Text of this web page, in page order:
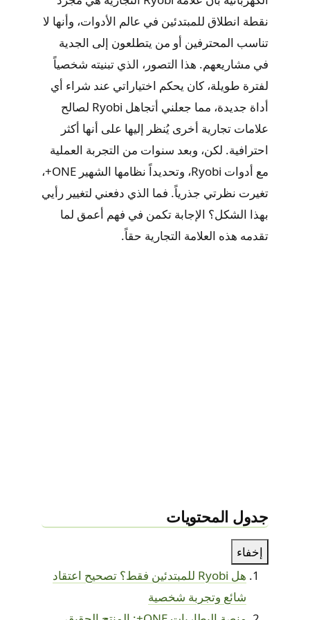
نقطة انطلاق للمبتدئين في عالم الأدوات، وأنها لا
تناسب المحترفين أو من يتطلعون إلى الجدية
في مشاريعهم. هذا التصور، الذي تبنيته شخصياً
لفترة طويلة، كان يحكم اختياراتي عند شراء أي
أداة جديدة، مما جعلني أتجاهل Ryobi لصالح
علامات تجارية أخرى يُنظر إليها على أنها أكثر
احترافية. لكن، وبعد سنوات من التجربة العملية
مع أدوات Ryobi، وتحديداً نظامها الشهير ONE+،
تغيرت نظرتي جذرياً. فما الذي دفعني لتغيير رأيي
بهذا الشكل؟ الإجابة تكمن في فهم أعمق لما
تقدمه هذه العلامة التجارية حقاً.
جدول المحتويات
إخفاء
هل Ryobi للمبتدئين فقط؟ تصحيح اعتقاد
شائع وتجربة شخصية